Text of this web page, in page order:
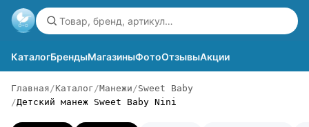
КаталогБрендыМагазиныФотоОтзывыАкции
Главная Каталог Манежи
Sweet Baby
Детский манеж Sweet Baby Nini